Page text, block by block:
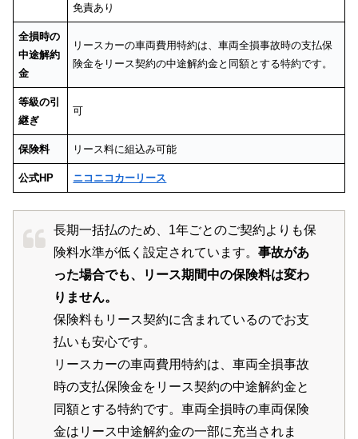
免責あり
全損時の
中途解約
金
リースカーの車両費用特約は、車両全損事故時の支払保
険金をリース契約の中途解約金と同額とする特約です。
等級の引
継ぎ
可
保険料 リース料に組込み可能
公式HP ニコニコカーリース
長期一括払のため、1年ごとのご契約よりも保
険料水準が低く設定されています。 事故があ
った場合でも、リース期間中の保険料は変わ
りません。
保険料もリース契約に含まれているのでお支
払いも安心です。
リースカーの車両費用特約は、車両全損事故
時の支払保険金をリース契約の中途解約金と
同額とする特約です。車両全損時の車両保険
金はリース中途解約金の一部に充当されま